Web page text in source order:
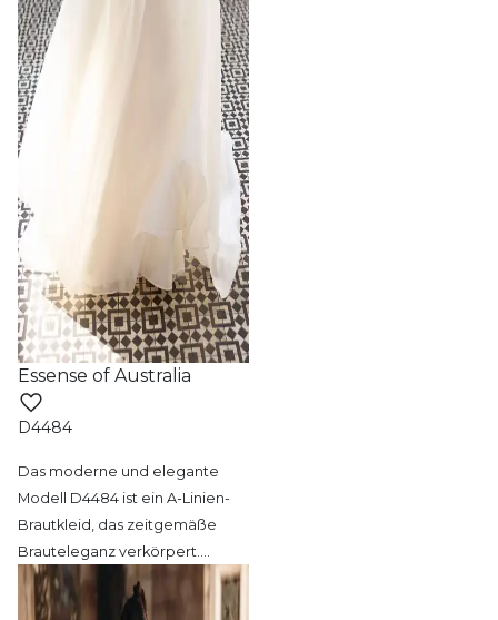
Essense of Australia
D4484
Das moderne und elegante
Modell D4484 ist ein A-Linien-
Brautkleid, das zeitgemäße
Brauteleganz verkörpert.